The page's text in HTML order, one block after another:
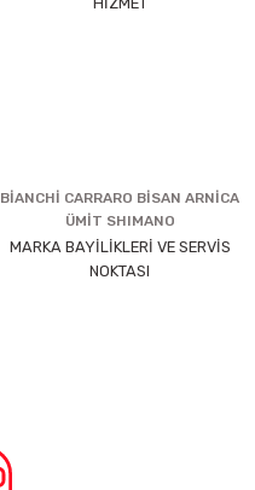
BİANCHİ CARRARO BİSAN ARNİCA
ÜMİT SHIMANO
MARKA BAYİLİKLERİ VE SERVİS
NOKTASI